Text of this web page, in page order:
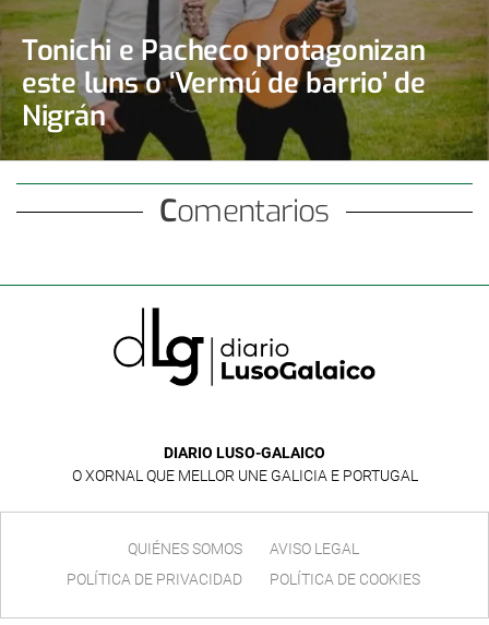
Tonichi e Pacheco protagonizan
este luns o ‘Vermú de barrio’ de
Nigrán
Comentarios
DIARIO LUSO-GALAICO
O XORNAL QUE MELLOR UNE GALICIA E PORTUGAL
QUIÉNES SOMOS
AVISO LEGAL
POLÍTICA DE PRIVACIDAD
POLÍTICA DE COOKIES